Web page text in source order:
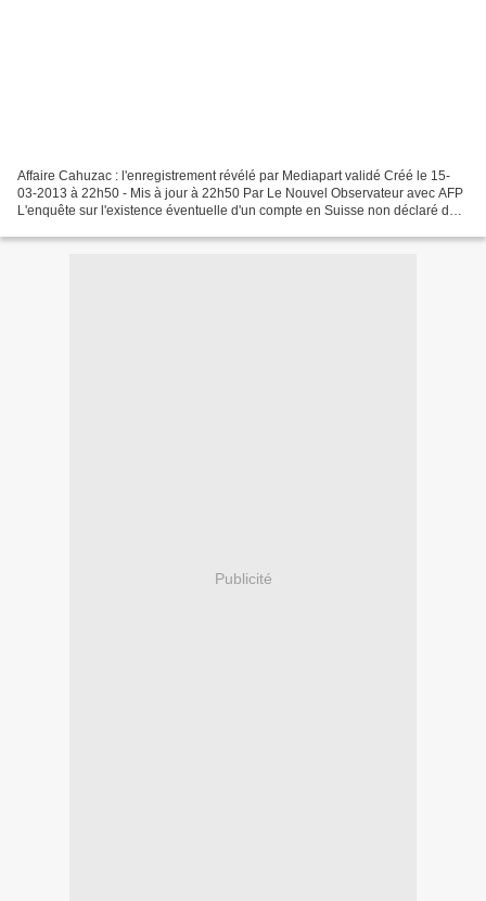
Affaire Cahuzac : l'enregistrement révélé par Mediapart validé Créé le 15-
03-2013 à 22h50 - Mis à jour à 22h50 Par Le Nouvel Observateur avec AFP
L'enquête sur l'existence éventuelle d'un compte en Suisse non déclaré de
Publicité